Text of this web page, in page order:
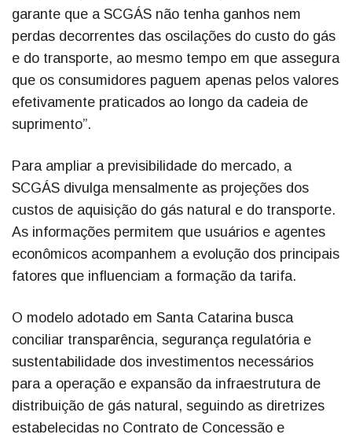
garante que a SCGÁS não tenha ganhos nem
perdas decorrentes das oscilações do custo do gás
e do transporte, ao mesmo tempo em que assegura
que os consumidores paguem apenas pelos valores
efetivamente praticados ao longo da cadeia de
suprimento”.
Para ampliar a previsibilidade do mercado, a
SCGÁS divulga mensalmente as projeções dos
custos de aquisição do gás natural e do transporte.
As informações permitem que usuários e agentes
econômicos acompanhem a evolução dos principais
fatores que influenciam a formação da tarifa.
O modelo adotado em Santa Catarina busca
conciliar transparência, segurança regulatória e
sustentabilidade dos investimentos necessários
para a operação e expansão da infraestrutura de
distribuição de gás natural, seguindo as diretrizes
estabelecidas no Contrato de Concessão e